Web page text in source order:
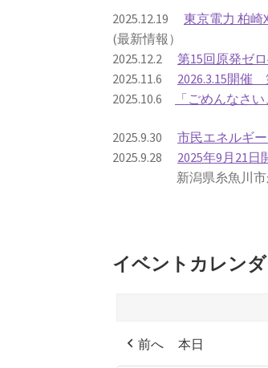
2025.12.19東京電力 柏
(最新情報）
2025.12.2第15回原発ゼ
2025.11.6 2026.3.15開催
2025.10.6
「ごめんなさ
2025.9.30市民エネルギ
2025.9.28 2025年9月21日
新潟県糸魚川市か
イベントカレン
前へ 本日